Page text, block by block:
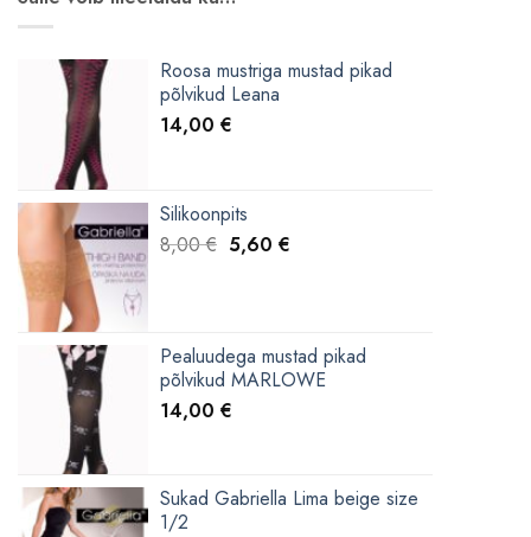
Roosa mustriga mustad pikad
põlvikud Leana
14,00 €
Silikoonpits
8,00€ Algne
5,60 €Current
Pealuudega mustad pikad
põlvikud MARLOWE
14,00 €
Sukad Gabriella Lima beige size
1/2